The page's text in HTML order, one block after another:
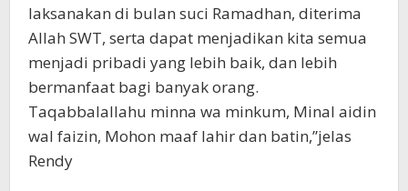
laksanakan di bulan suci Ramadhan, diterima
Allah SWT, serta dapat menjadikan kita semua
menjadi pribadi yang lebih baik, dan lebih
bermanfaat bagi banyak orang.
Taqabbalallahu minna wa minkum, Minal aidin
wal faizin, Mohon maaf lahir dan batin,”jelas
Rendy